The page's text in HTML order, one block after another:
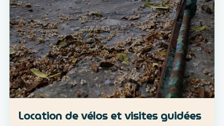
Location de vélos et visites guidées